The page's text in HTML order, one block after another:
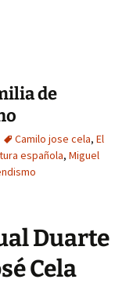
de
Camilo jose cela, El
española, Miguel
Duarte
Cela